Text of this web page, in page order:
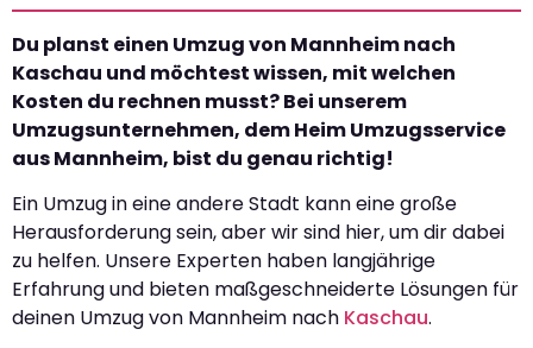
Du planst einen Umzug von Mannheim nach
Kaschau und möchtest wissen, mit welchen
Kosten du rechnen musst? Bei unserem
Umzugsunternehmen, dem Heim Umzugsservice
aus Mannheim, bist du genau richtig!
Ein Umzug in eine andere Stadt kann eine große
Herausforderung sein, aber wir sind hier, um dir dabei
zu helfen. Unsere Experten haben langjährige
Erfahrung und bieten maßgeschneiderte Lösungen für
deinen Umzug von Mannheim nach Kaschau.